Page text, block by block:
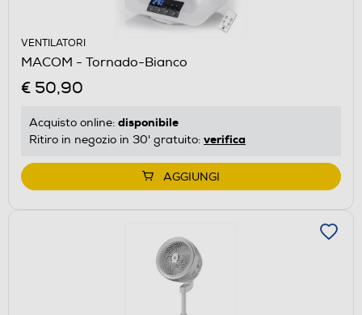
VENTILATORI
MACOM - Tornado-Bianco
€ 50,90
Acquisto online: disponibile
Ritiro in negozio in 30' gratuito: verifica
AGGIUNGI